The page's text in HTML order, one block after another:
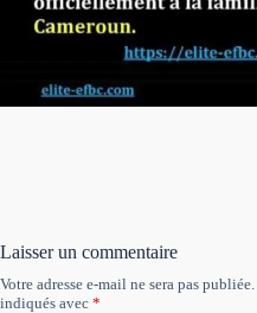
Laisser un commentaire
Votre adresse e-mail ne sera pas publiée.
indiqués avec *